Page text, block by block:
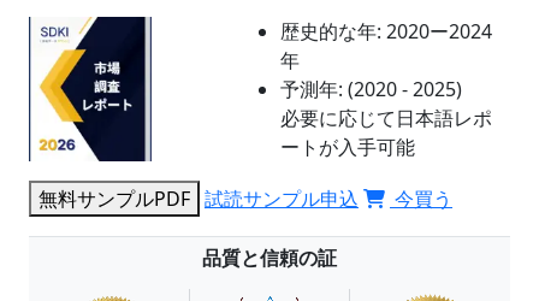
歴史的な年: 2020ー2024
年
予測年: (2020 - 2025)
必要に応じて日本語レポ
ートが入手可能
無料サンプルPDF 試読サンプル申込 今買う
品質と信頼の証